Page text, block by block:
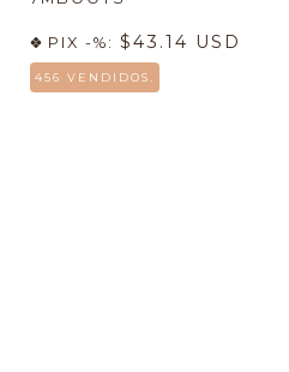
PIX -%: $43.14 USD
456 VENDIDOS.